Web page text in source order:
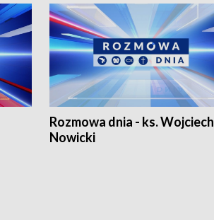
Rozmowa dnia - ks. Wojciech
Nowicki